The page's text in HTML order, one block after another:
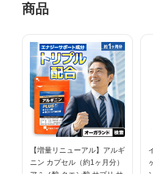
商品
【増量リニューアル】アルギ
ニン カプセル（約1ヶ月分）